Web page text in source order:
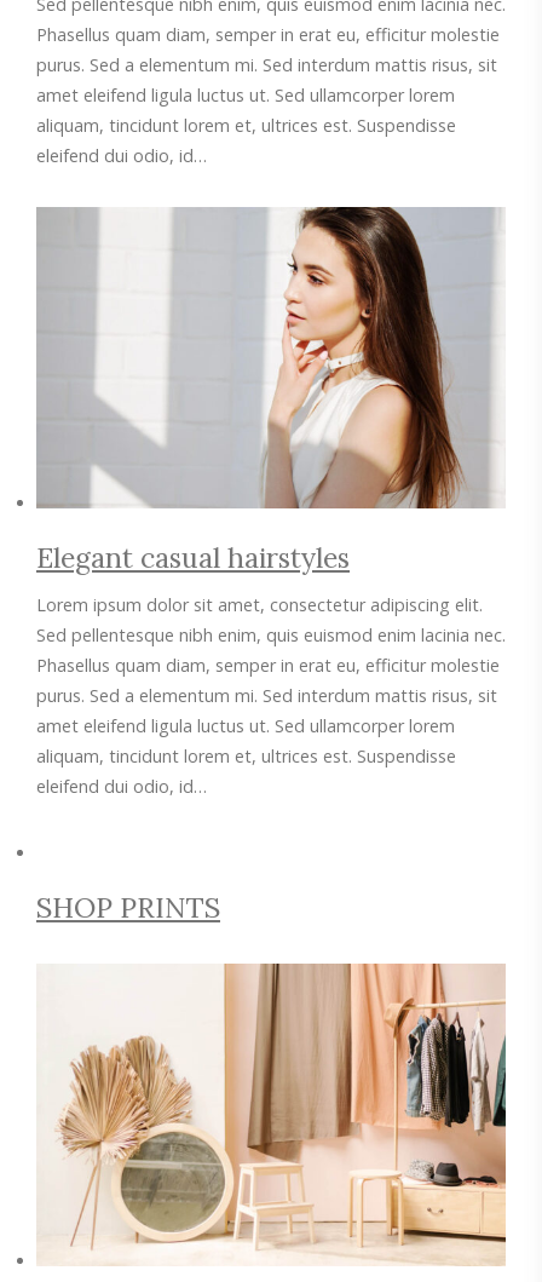
Phasellus quam diam, semper in erat eu, efficitur molestie
purus. Sed a elementum mi. Sed interdum mattis risus, sit
amet eleifend ligula luctus ut. Sed ullamcorper lorem
aliquam, tincidunt lorem et, ultrices est. Suspendisse
eleifend dui odio, id…
Elegant casual hairstyles
Lorem ipsum dolor sit amet, consectetur adipiscing elit.
Sed pellentesque nibh enim, quis euismod enim lacinia nec.
Phasellus quam diam, semper in erat eu, efficitur molestie
purus. Sed a elementum mi. Sed interdum mattis risus, sit
amet eleifend ligula luctus ut. Sed ullamcorper lorem
aliquam, tincidunt lorem et, ultrices est. Suspendisse
eleifend dui odio, id…
SHOP PRINTS